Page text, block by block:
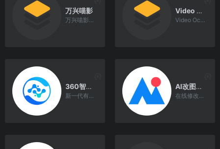
万兴喵影
万兴喵影是一款易上手且功能强大的国产 AIGC 视频剪辑软件。借助它，您能够快速、轻松地将视频片段、
Video Ocean视频大模型
Video Ocean视频大模型支持文生视频、图生视频及人物一致性处理功能，适用于广告、创意及媒体制作领域，轻松提升视频制作效率。
360智脑 - 有智慧的智脑大模型驱动数字人
新一代有形象、有灵魂、有智慧的智脑大模型驱动数字人
AI改图神器 - 在线免费抠图照片处理工具
在线修改图片颜色尺寸；智能抠图去水印；AI/EPS/PSD/SVG全格式支持的在线图片编辑器